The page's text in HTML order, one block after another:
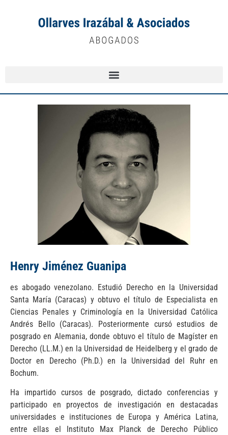
Henry Jiménez Guanipa
es abogado venezolano. Estudió Derecho en la Universidad
Santa María (Caracas) y obtuvo el título de Especialista en
Ciencias Penales y Criminología en la Universidad Católica
Andrés Bello (Caracas). Posteriormente cursó estudios de
posgrado en Alemania, donde obtuvo el título de Magíster en
Derecho (LL.M.) en la Universidad de Heidelberg y el grado de
Doctor en Derecho (Ph.D.) en la Universidad del Ruhr en
Bochum.
Ha impartido cursos de posgrado, dictado conferencias y
participado en proyectos de investigación en destacadas
universidades e instituciones de Europa y América Latina,
entre ellas el Instituto Max Planck de Derecho Público